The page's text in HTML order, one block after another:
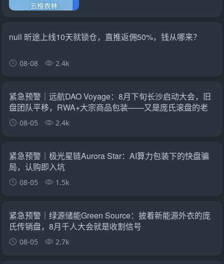
null 昕途上线10天就锁仓，直推返佣50%，钱从哪来？
08-08 2.4k
紧急预警｜远航DAO Voyage：8月下旬长沙启动大会，旧
盘团队平移，RWA+大宗商品包装——又是庞氏滚盘的老
剧本08-05 2.4k
紧急预警｜极光星链Aurora Star：AI算力包装下的快盘骗
局，认购即入坑
08-05 1.5k
紧急预警｜绿源储能Green Source：披着新能源外衣的庞
氏传销盘，8月千人大会就是收割信号
08-05 2.7k